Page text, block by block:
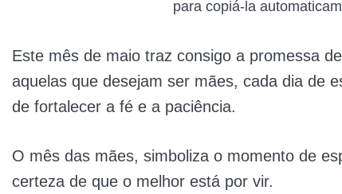
para copiá-la
Este mês de maio traz consigo a promessa
aquelas que desejam ser mães, cada dia de
de fortalecer a fé e a paciência.
O mês das mães, simboliza o momento de
certeza de que o melhor está por vir.